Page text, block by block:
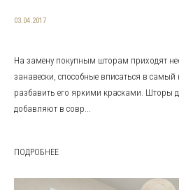
03.04.2017
На замену покупным шторам приходят
занавески, способные вписаться в
разбавить его яркими красками. Шторы
добавляют в совр...
ПОДРОБНЕЕ